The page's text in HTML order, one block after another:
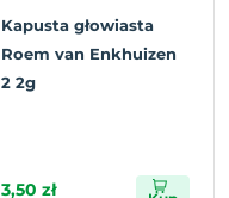
Kapusta głowiasta
Roem van Enkhuizen
2 2g
3,50 zł